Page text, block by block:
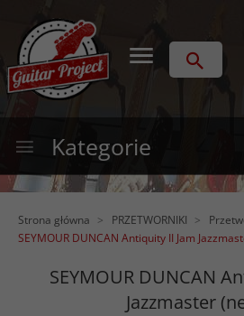
Kategorie
Strona główna PRZETWORNIKI
SEYMOUR DUNCAN Antiquity II Jam
SEYMOUR DUNCAN
Jazzmaster